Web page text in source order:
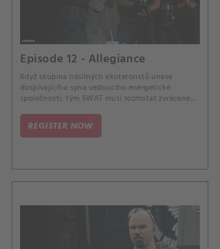
Episode 12 - Allegiance
Když skupina násilných ekoteroristů unese
dospívajícího syna vedoucího energetické
společnosti, tým SWAT musí rozmotat zvrácené
Mezitím Hondovo zapojení do střelby vyvolá
pobouření v komunitě, které se právě snaží
ochraňovat.
REGISTER NOW